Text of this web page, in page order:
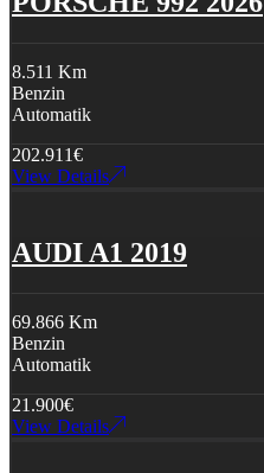
8.511 Km
Benzin
Automatik
202.911€
View Details
AUDI A1 2019
69.866 Km
Benzin
Automatik
21.900€
View Details